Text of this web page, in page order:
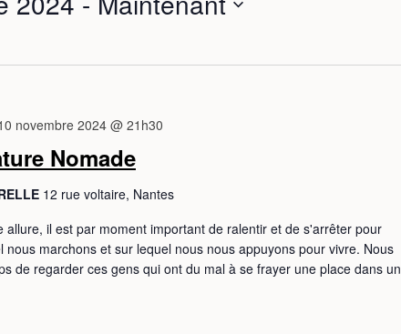
Nomade
novembre 2024 @ 21h30
12 rue voltaire, Nantes
allure, il est par moment important de ralentir et de s'arrêter pour
marchons et sur lequel nous nous appuyons pour vivre. Nous
de regarder ces gens qui ont du mal à se frayer une place dans un